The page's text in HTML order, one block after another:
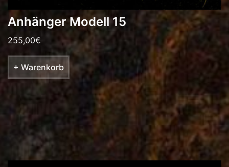
Anhänger Modell 15
255,00€
+ Warenkorb